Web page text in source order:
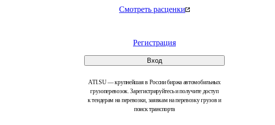
Смотреть расценки
Регистрация
Вход
ATI.SU — крупнейшая в России биржа автомобильных
грузоперевозок. Зарегистрируйтесь и получите доступ
к тендерам на перевозки, заявкам на перевозку грузов и
поиск транспорта